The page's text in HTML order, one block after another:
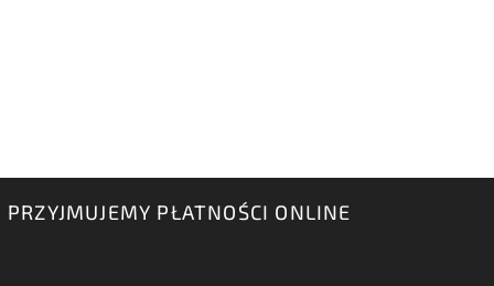
PRZYJMUJEMY PŁATNOŚCI ONLINE